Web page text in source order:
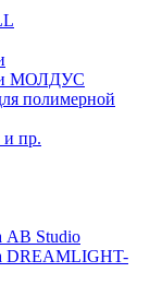
МОЛДУС
полимерной
и пр.
AB Studio
DREAMLIGHT-